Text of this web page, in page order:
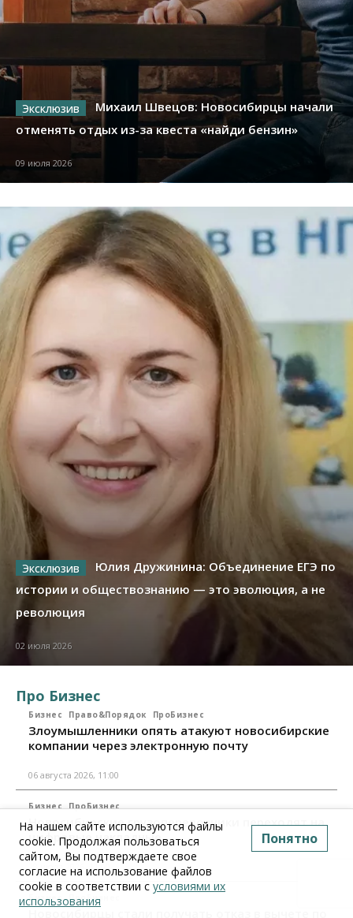
Михаил Швецов: Новосибирцы начали
отменять отдых из-за квеста «найди бензин»
09 июля 2026
Юлия Дружинина: Объединение ЕГЭ по
истории и обществознанию — это эволюция, а не
революция
02 июля 2026
Про Бизнес
Бизнес Право&Порядок ПроБизнес
Злоумышленники опять атакуют новосибирские
компании через электронную почту
06 августа 2026, 11:00
Бизнес ПроБизнес
Новосибирские грузоперевозчики переходят на
цифровые накладные
28 июля 2026, 11:00
Бизнес ПроБизнес
На нашем сайте используются файлы
cookie. Продолжая пользоваться
сайтом, Вы подтверждаете свое
согласие на использование файлов
cookie в соответствии с условиями их
использования
Понятно